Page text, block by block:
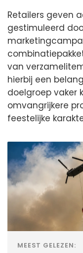
Retailers geven
gestimuleerd
van
hierbij een
doelgroep vaker
omvangrijkere
feestelijke
MEEST GELEZEN: